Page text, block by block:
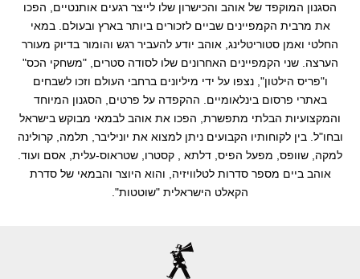
הסגנון המוקפד של אוהב והכישרון שלו לייצר רגעים אותנטיים, הפכו
את מרבית הקמפיינים שביים לזכורים ביותר בארץ ובעולם. במאי
החלטי ואמן סטוריטלינג, אוהב יודע להעביר רגש והומור בדיוק מעורר
הערצה. שני הקמפיינים האחרונים שלו לסודה סטרים, "משחקי הכס"
ו"פריס הילטון", נצפו על ידי מיליונים ברחבי העולם וזכו לשבחים
באתרי פרסום בינלאומיים. ההקפדה על פרטים, הסגנון המיוחד
והמקצועיות הבלתי מתפשרת, הפכו את אוהב לבמאי מבוקש בישראל
ובחו"ל. בין לקוחותיו הקבועים ניתן למצוא את יוניליבר, תלמה, קרולינה
למקה, שוופס, מפעל הפיס, דלתא , קסטרו, שטראוס-עלית, אסם ועוד.
אוהב ביים מספר סדרות לטלוויזיה, והוא היוצר והבמאי של סדרת
הקאלט הישראלית "שוטטות".